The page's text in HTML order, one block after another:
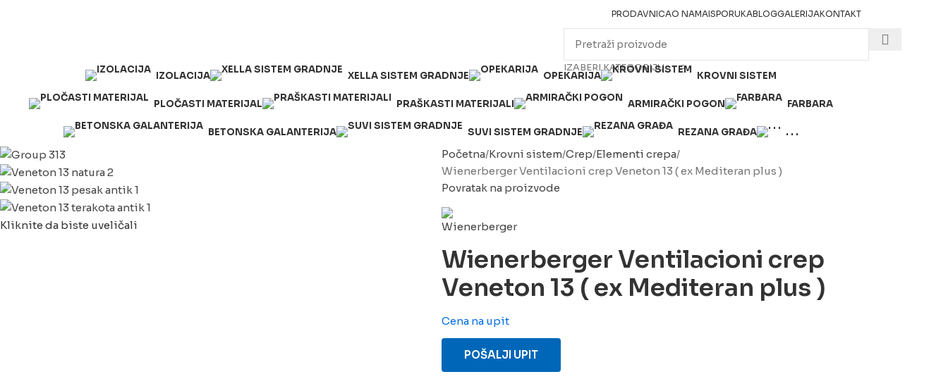
PRODAVNICAO NAMAISPORUKABLOGGALERIJAKONTAKT
IZABERI KATEGORIJU
IZOLACIJA XELLA SISTEM GRADNJE OPEKARIJA KROVNI SISTEM
PLOČASTI MATERIJAL PRAŠKASTI MATERIJALI ARMIRAČKI POGON FARBARA
BETONSKA GALANTERIJA SUVI SISTEM GRADNJE REZANA GRAĐA . . .
Kliknite da biste uveličali
Početna Krovni sistem Crep Elementi crepa
Wienerberger Ventilacioni crep Veneton 13 ( ex Mediteran plus )
Povratak na proizvode
Wienerberger Ventilacioni crep
Veneton 13 ( ex Mediteran plus )
Cena na upit
POŠALJI UPIT